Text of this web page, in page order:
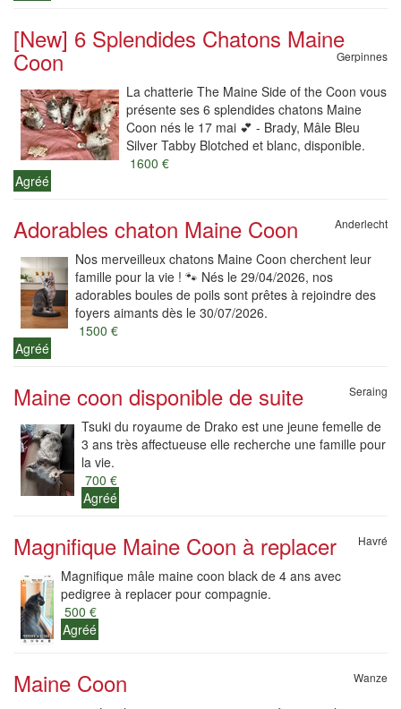
[New] 6 Splendides Chatons Maine
Coon Gerpinnes
La chatterie The Maine Side of the Coon vous
présente ses 6 splendides chatons Maine
Coon nés le 17 mai 💕 - Brady, Mâle Bleu
Silver Tabby Blotched et blanc, disponible.
1600 €
Agréé
Adorables chaton Maine Coon Anderlecht
Nos merveilleux chatons Maine Coon cherchent leur
famille pour la vie ! 🐾 Nés le 29/04/2026, nos
adorables boules de poils sont prêtes à rejoindre des
foyers aimants dès le 30/07/2026.
1500 €
Agréé
Maine coon disponible de suite Seraing
Tsuki du royaume de Drako est une jeune femelle de
3 ans très affectueuse elle recherche une famille pour
la vie.
700 €
Agréé
Magnifique Maine Coon à replacer Havré
Magnifique mâle maine coon black de 4 ans avec
pedigree à replacer pour compagnie.
500 €
Agréé
Maine Coon Wanze